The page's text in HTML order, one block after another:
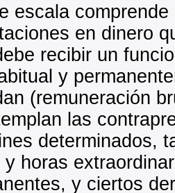
escala
en dinero
recibir un
y
(remuneración
las
determinados,
y horas
y ciertos